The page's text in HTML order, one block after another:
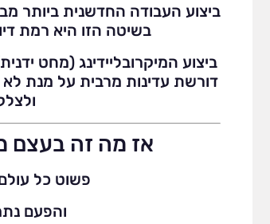
ביצוע העבודה החדשנית ביותר
בשיטה הזו היא רמת
ביצוע המיקרובליידינג (מחט
דורשת עדינות מרבית על מנת
אז מה זה בעצם
פשוט כל
והפעם